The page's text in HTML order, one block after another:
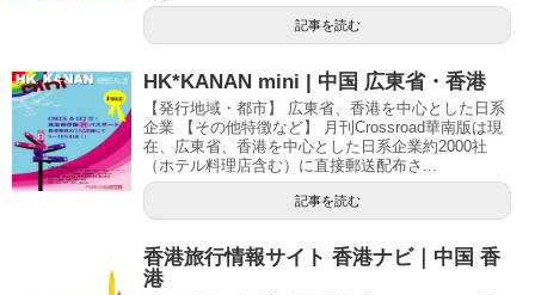
記事を読む
HK*KANAN mini | 中国 広東省・香港
【発行地域・都市】 広東省、香港を中心とした日系
企業 【その他特徴など】 月刊Crossroad華南版は現
在、広東省、香港を中心とした日系企業約2000社
（ホテル料理店含む）に直接郵送配布さ...
記事を読む
香港旅行情報サイト 香港ナビ｜中国 香
港